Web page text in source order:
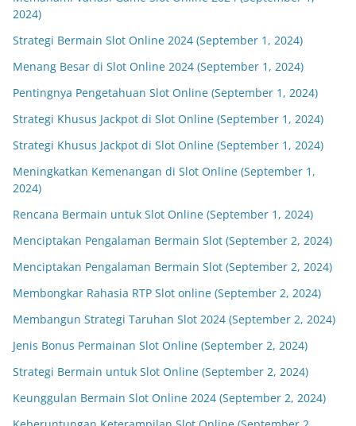
2024)
Strategi Bermain Slot Online 2024 (September 1, 2024)
Menang Besar di Slot Online 2024 (September 1, 2024)
Pentingnya Pengetahuan Slot Online (September 1, 2024)
Strategi Khusus Jackpot di Slot Online (September 1, 2024)
Strategi Khusus Jackpot di Slot Online (September 1, 2024)
Meningkatkan Kemenangan di Slot Online (September 1,
2024)
Rencana Bermain untuk Slot Online (September 1, 2024)
Menciptakan Pengalaman Bermain Slot (September 2, 2024)
Menciptakan Pengalaman Bermain Slot (September 2, 2024)
Membongkar Rahasia RTP Slot online (September 2, 2024)
Membangun Strategi Taruhan Slot 2024 (September 2, 2024)
Jenis Bonus Permainan Slot Online (September 2, 2024)
Strategi Bermain untuk Slot Online (September 2, 2024)
Keunggulan Bermain Slot Online 2024 (September 2, 2024)